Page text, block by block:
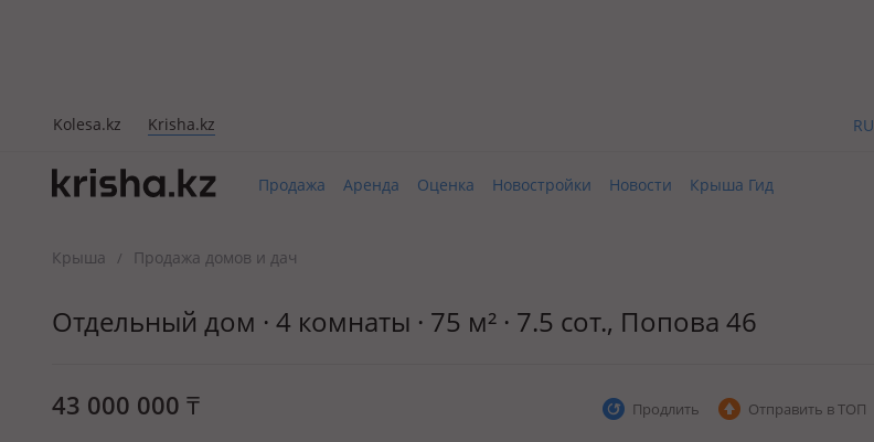
Kolesa.kz Krisha.kz RU
Продажа Аренда Оценка Новостройки Новости Крыша Гид
Крыша / Продажа домов и дач
Отдельный дом · 4 комнаты · 75 м² · 7.5 сот., Попова 46
43 000 000 ₸ Продлить Отправить в ТОП